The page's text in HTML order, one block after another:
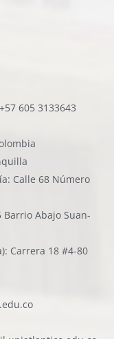
605 3133643
Calle 68 Número
Barrio Abajo Suan-
Carrera 18 #4-80